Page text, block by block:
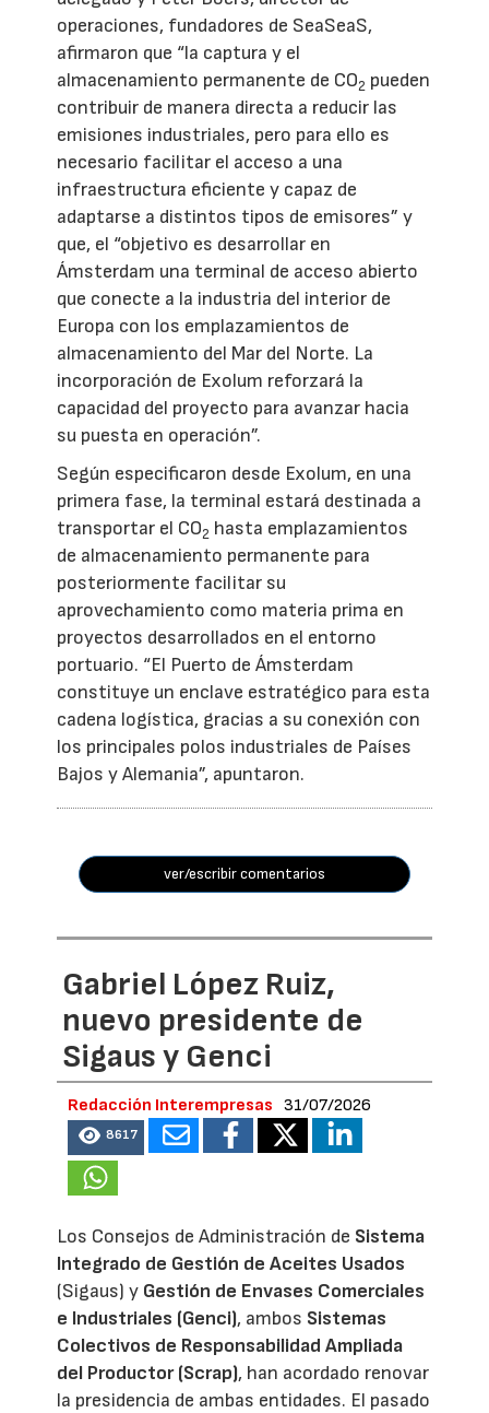
operaciones, fundadores de SeaSeaS,
afirmaron que “la captura y el
almacenamiento permanente de CO2 pueden
contribuir de manera directa a reducir las
emisiones industriales, pero para ello es
necesario facilitar el acceso a una
infraestructura eficiente y capaz de
adaptarse a distintos tipos de emisores” y
que, el “objetivo es desarrollar en
Ámsterdam una terminal de acceso abierto
que conecte a la industria del interior de
Europa con los emplazamientos de
almacenamiento del Mar del Norte. La
incorporación de Exolum reforzará la
capacidad del proyecto para avanzar hacia
su puesta en operación”.
Según especificaron desde Exolum, en una
primera fase, la terminal estará destinada a
transportar el CO2 hasta emplazamientos
de almacenamiento permanente para
posteriormente facilitar su
aprovechamiento como materia prima en
proyectos desarrollados en el entorno
portuario. “El Puerto de Ámsterdam
constituye un enclave estratégico para esta
cadena logística, gracias a su conexión con
los principales polos industriales de Países
Bajos y Alemania”, apuntaron.
ver/escribir comentarios
Gabriel López Ruiz,
nuevo presidente de
Sigaus y Genci
Redacción Interempresas 31/07/2026
8617
Los Consejos de Administración de Sistema
Integrado de Gestión de Aceites Usados
(Sigaus) y Gestión de Envases Comerciales
e Industriales (Genci), ambos Sistemas
Colectivos de Responsabilidad Ampliada
del Productor (Scrap), han acordado renovar
la presidencia de ambas entidades. El pasado